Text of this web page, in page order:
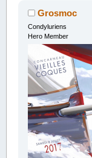
Grosmoc
Condyluriens
Hero Member